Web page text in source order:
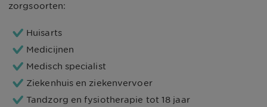
zorgsoorten:
Huisarts
Medicijnen
Medisch specialist
Ziekenhuis en ziekenvervoer
Tandzorg en fysiotherapie tot 18 jaar